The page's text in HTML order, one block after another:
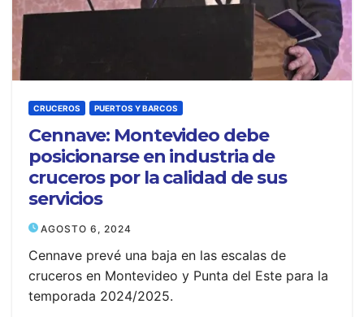
CRUCEROS PUERTOS Y BARCOS
Cennave: Montevideo debe
posicionarse en industria de
cruceros por la calidad de sus
servicios
AGOSTO 6, 2024
Cennave prevé una baja en las escalas de
cruceros en Montevideo y Punta del Este para la
temporada 2024/2025.